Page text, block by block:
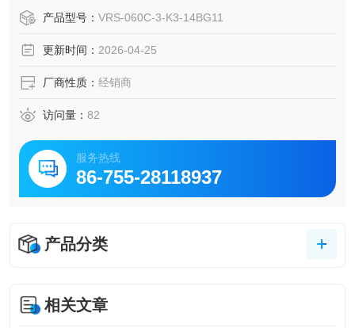
产品型号： VRS-060C-3-K3-14BG11
更新时间： 2026-04-25
厂商性质： 经销商
访问量： 82
服务热线
86-755-28118937
产品分类
相关文章